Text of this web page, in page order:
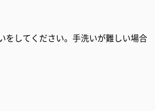
してください。手洗いが難しい場合